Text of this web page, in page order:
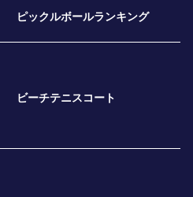
ピックルボールランキング
ビーチテニスコート